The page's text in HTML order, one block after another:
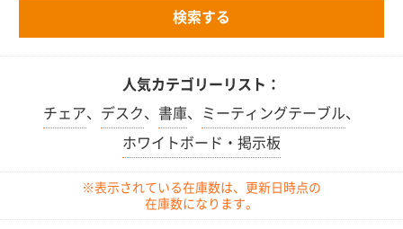
人気カテゴリーリスト：
チェア、 デスク、 書庫、 ミーティングテーブル、
ホワイトボード・掲示板
※表示されている在庫数は、更新日時点の
在庫数になります。